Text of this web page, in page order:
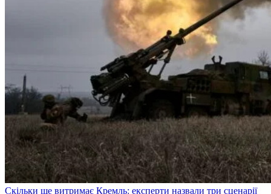
Скільки ще витримає Кремль: експерти назвали три сценарії